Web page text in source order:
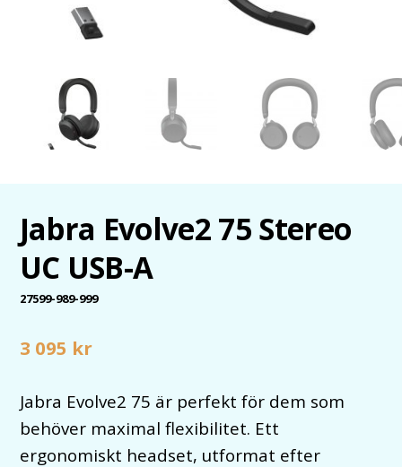
Jabra Evolve2 75 Stereo
UC USB-A
27599-989-999
3 095 kr
Jabra Evolve2 75 är perfekt för dem som
behöver maximal flexibilitet. Ett
ergonomiskt headset, utformat efter